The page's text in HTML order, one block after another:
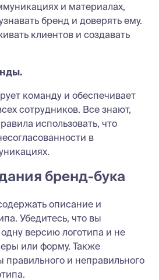
и материалах,
бренд и доверять ему.
клиентов и создавать
команду и обеспечивает
сотрудников. Все знают,
использовать, что
в
бренд-бука
описание и
Убедитесь, что вы
одну версию логотипа и не
или форму. Также
и неправильного